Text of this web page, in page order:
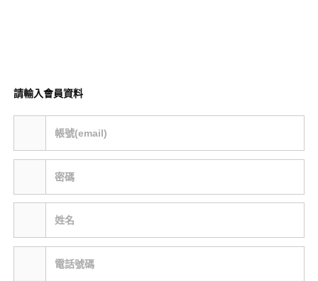
請輸入會員資料
帳號(email)
密碼
姓名
電話號碼